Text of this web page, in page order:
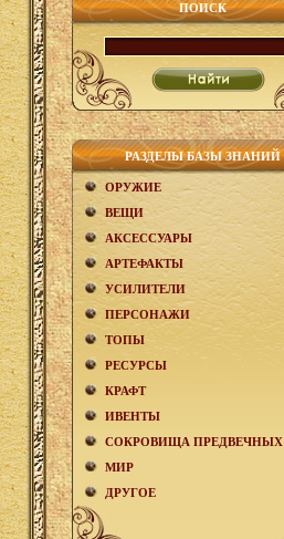
ПОИСК
РАЗДЕЛЫ БАЗЫ ЗНАНИЙ
ОРУЖИЕ
ВЕЩИ
АКCЕСCУАРЫ
АРТЕФАКТЫ
УСИЛИТЕЛИ
ПЕРСОНАЖИ
ТОПЫ
РЕСУРСЫ
КРАФТ
ИВЕНТЫ
СОКРОВИЩА ПРЕДВЕЧНЫХ
МИР
ДРУГОЕ